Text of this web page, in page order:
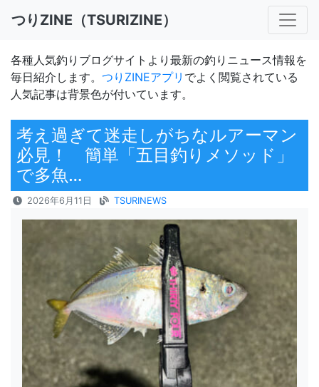
つりZINE（TSURIZINE）
各種人気釣りブログサイトより最新の釣りニュース情報を
毎日紹介します。 つりZINEアプリ でよく閲覧されている
人気記事は背景色が付いています。
考え過ぎて迷走しがちなルアーマン
必見！ 簡単「五目釣りメソッド」
で多魚…
2026年6月11日 TSURINEWS